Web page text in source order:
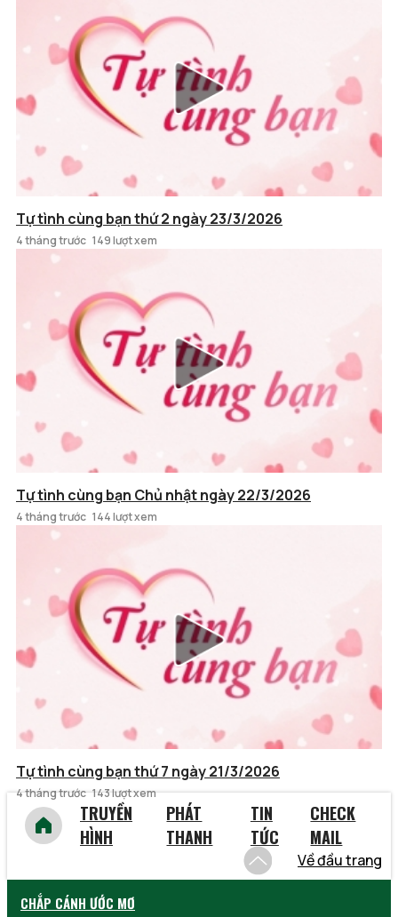
Tự tình cùng bạn thứ 2 ngày 23/3/2026
4 tháng trước 149 lượt xem
Tự tình cùng bạn Chủ nhật ngày 22/3/2026
4 tháng trước 144 lượt xem
Tự tình cùng bạn thứ 7 ngày 21/3/2026
4 tháng trước 143 lượt xem
TRUYỀN
HÌNH
PHÁT
THANH
TIN
TỨC
CHECK
MAIL
Về đầu trang
CHẮP CÁNH ƯỚC MƠ